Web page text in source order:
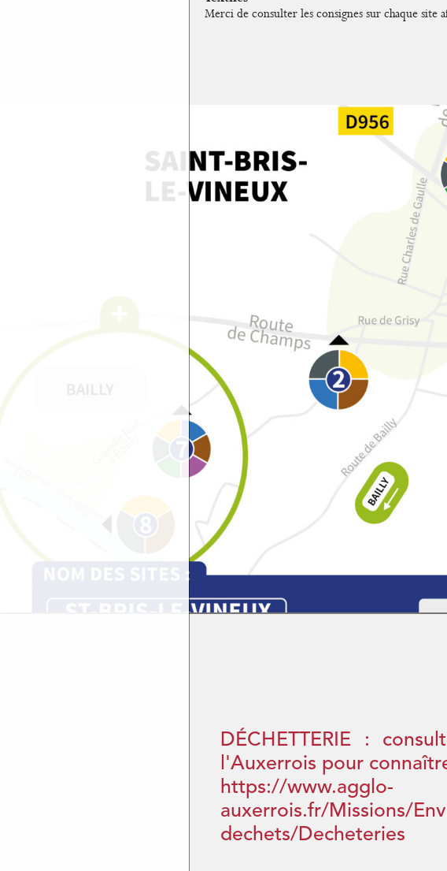
Merci de consulter les consignes sur chaque
DÉCHETTERIE :
l'Auxerrois pour
https://www.agglo-
auxerrois.fr/Missions/
dechets/Decheteries